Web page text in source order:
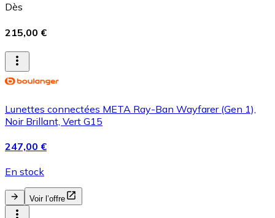
Dès
215,00 €
Lunettes connectées META Ray-Ban Wayfarer (Gen 1),
Noir Brillant, Vert G15
247,00 €
En stock
Voir l’offre